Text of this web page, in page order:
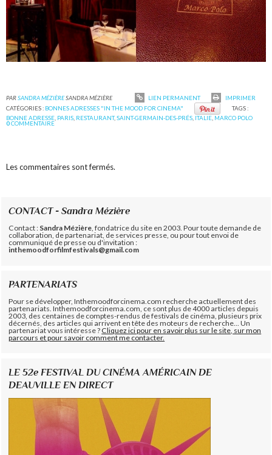
PARSANDRA MÉZIÈRESANDRA MÉZIÈRE LIEN PERMANENT
IMPRIMER
CATÉGORIES : BONNES ADRESSES "IN THE MOOD FOR CINEMA"
TAGS :
BONNE ADRESSE PARIS RESTAURANT,SAINT-GERMAIN-DES-PRÉS ITALIE MARCO POLO
0COMMENTAIRE
Les commentaires sont fermés.
CONTACT - Sandra Mézière
Contact : Sandra Mézière , fondatrice du site en 2003. Pour toute demande de
collaboration, de partenariat, de services presse, ou pour tout envoi de
communiqué de presse ou d'invitation :
inthemoodforfilmfestivals@gmail.com
PARTENARIATS
Pour se développer, Inthemoodforcinema.com recherche actuellement des
partenariats. Inthemoodforcinema.com, ce sont plus de 4000 articles depuis
2003, des centaines de comptes-rendus de festivals de cinéma, plusieurs prix
décernés, des articles qui arrivent en tête des moteurs de recherche... Un
partenariat vous intéresse ?Cliquez ici pour en savoir plus sur le site, sur mon
parcours et pour savoir comment me contacter.
LE 52e FESTIVAL DU CINÉMA AMÉRICAIN DE
DEAUVILLE EN DIRECT